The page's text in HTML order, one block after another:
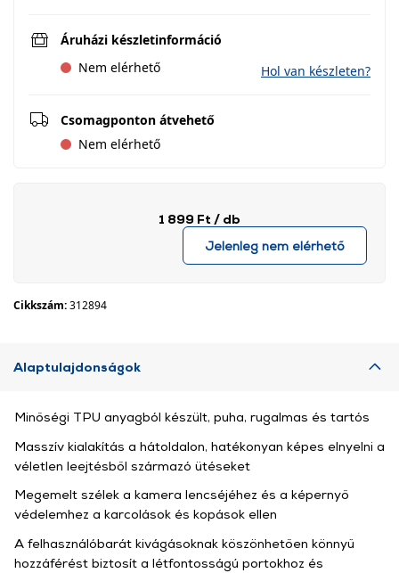
Áruházi készletinformáció
Nem elérhető
Hol van készleten?
Csomagponton átvehető
Nem elérhető
1 899 Ft / db
Jelenleg nem elérhető
Cikkszám:312894
Alaptulajdonságok
Minőségi TPU anyagból készült, puha, rugalmas és tartós
Masszív kialakítás a hátoldalon, hatékonyan képes elnyelni a
véletlen leejtésből származó ütéseket
Megemelt szélek a kamera lencséjéhez és a képernyő
védelemhez a karcolások és kopások ellen
A felhasználóbarát kivágásoknak köszönhetően könnyű
hozzáférést biztosít a létfontosságú portokhoz és